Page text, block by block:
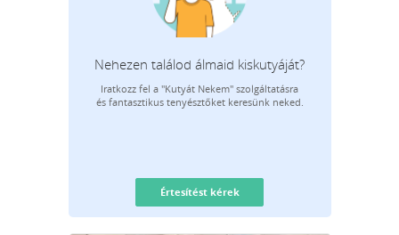
Nehezen találod álmaid kiskutyáját?
Iratkozz fel a "Kutyát Nekem" szolgáltatásra
és fantasztikus tenyésztőket keresünk neked.
Értesítést kérek